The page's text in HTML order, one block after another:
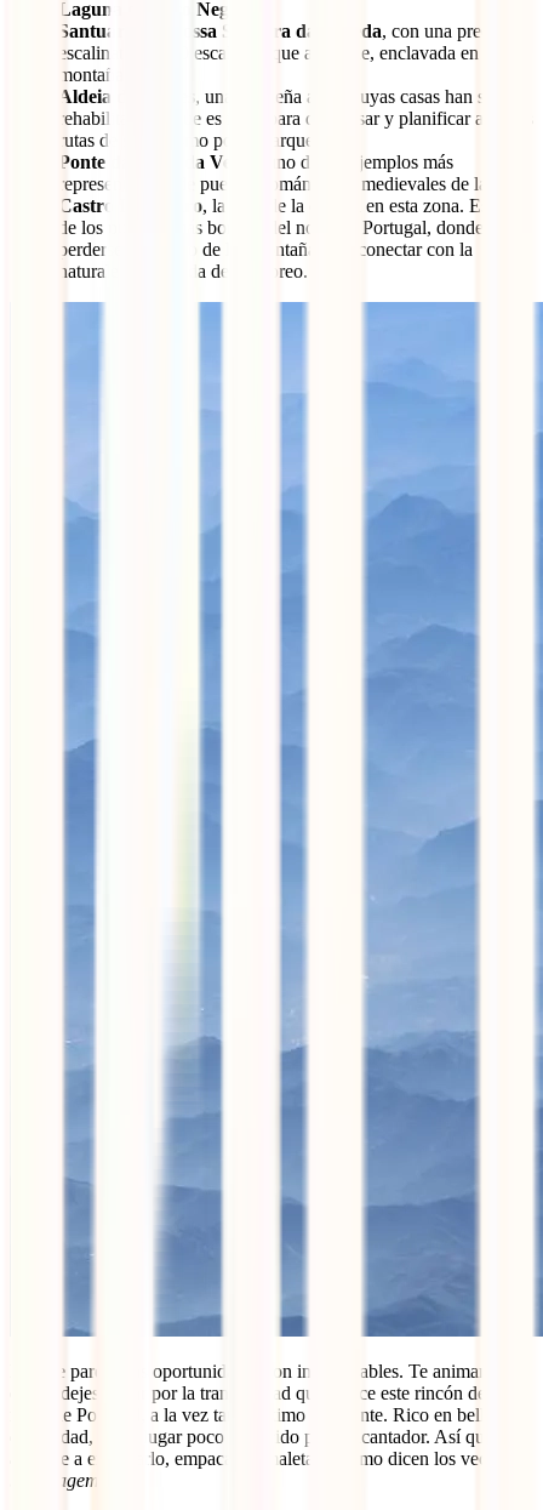
Laguna de Poço Negro
Santuário de Nossa Senhora da Peneda, con una preciosa
escalinata de 300 escalones que asciende, enclavada en la
montaña.
Aldeia de Pontes, una pequeña aldea cuyas casas han sido
rehabilitadas y que es ideal para descansar y planificar algunas
rutas de senderismo por el parque.
Ponte da Cava da Velha
, uno de los ejemplos más
representativos de puentes románicos y medievales de la zona.
Castro Laboreiro, la joya de la corona en esta zona. Es uno
de los pueblos más bonitos del norte de Portugal, donde
perderse en medio de las montañas y reconectar con la
naturaleza y la vida del pastoreo.
En este parque las oportunidades son innumerables. Te animamos a
que te dejes llevar por la tranquilidad que ofrece este rincón del
norte de Portugal, a la vez tan próximo y distante. Rico en belleza y
diversidad, es un lugar poco conocido pero encantador. Así que
anímate a explorarlo, empaca tus maletas y como dicen los vecinos,
boa viagem